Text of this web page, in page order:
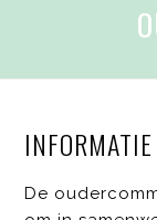
INFORMATIE
De